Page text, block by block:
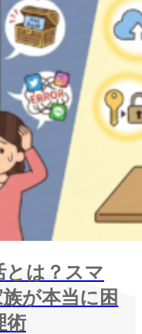
とは？スマ
が本当に困
術